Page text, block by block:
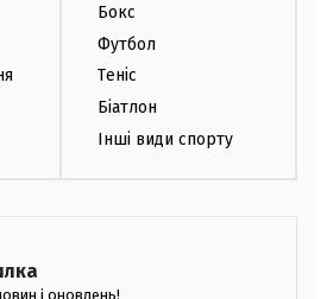
Бокс
Футбол
Теніс
Біатлон
Інші види спорту
і оновлень!